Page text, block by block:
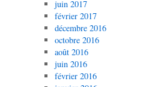
juin 2017
février 2017
décembre 2016
octobre 2016
août 2016
juin 2016
février 2016